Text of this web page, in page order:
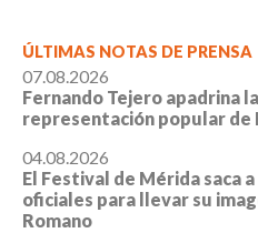
ÚLTIMAS NOTAS DE PRENSA
07.08.2026
Fernando Tejero apadrina
representación popular de
04.08.2026
El Festival de Mérida saca
oficiales para llevar su
Romano